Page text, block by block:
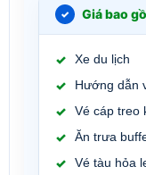
Giá bao
Xe du lịch
Hướng dẫn
Vé cáp treo
Ăn trưa
Vé tàu hỏa